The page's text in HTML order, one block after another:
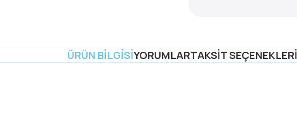
ÜRÜN BILGISIYORUMLARTAKSIT SEÇENEKLERI